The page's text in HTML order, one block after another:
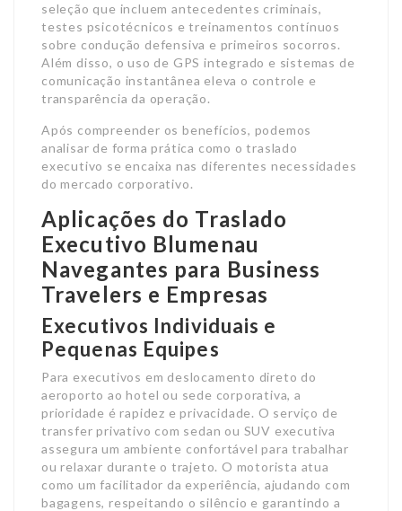
seleção que incluem antecedentes criminais,
testes psicotécnicos e treinamentos contínuos
sobre condução defensiva e primeiros socorros.
Além disso, o uso de GPS integrado e sistemas de
comunicação instantânea eleva o controle e
transparência da operação.
Após compreender os benefícios, podemos
analisar de forma prática como o traslado
executivo se encaixa nas diferentes necessidades
do mercado corporativo.
Aplicações do Traslado
Executivo Blumenau
Navegantes para Business
Travelers e Empresas
Executivos Individuais e
Pequenas Equipes
Para executivos em deslocamento direto do
aeroporto ao hotel ou sede corporativa, a
prioridade é rapidez e privacidade. O serviço de
transfer privativo com sedan ou SUV executiva
assegura um ambiente confortável para trabalhar
ou relaxar durante o trajeto. O motorista atua
como um facilitador da experiência, ajudando com
bagagens, respeitando o silêncio e garantindo a